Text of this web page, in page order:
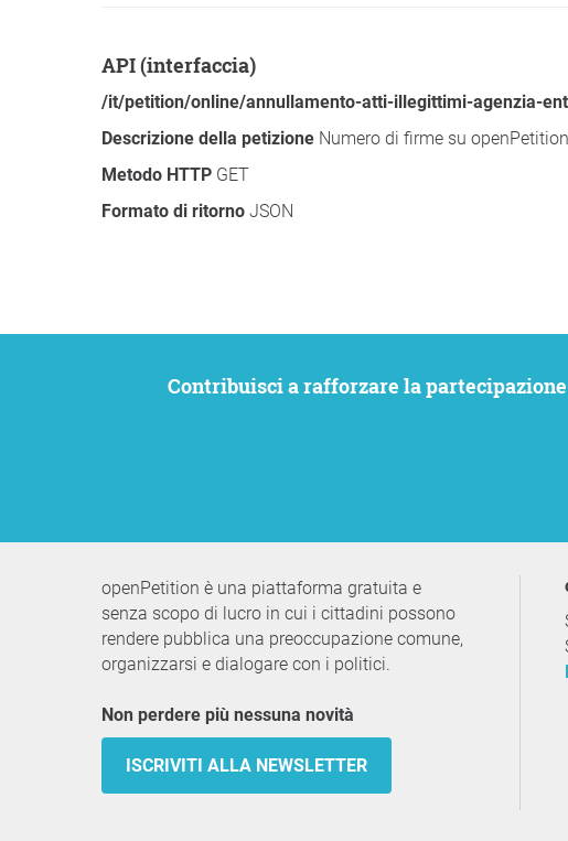
API (interfaccia)
/it/petition/online/annullamento-atti-illegittimi-agenzia-
Descrizione della petizione Numero di firme su
Metodo HTTP GET
Formato di ritorno JSON
Contribuisci a rafforzare la partecipazione civica. Vogliamo che le tue istanze siano ascoltate e allo stesso tempo rimanere
openPetition è una piattaforma gratuita e
senza scopo di lucro in cui i cittadini possono
rendere pubblica una preoccupazione comune,
organizzarsi e dialogare con i politici.
Non perdere più nessuna novità
ISCRIVITI ALLA NEWSLETTER